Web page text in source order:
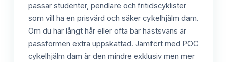
passar studenter, pendlare och fritidscyklister
som vill ha en prisvärd och säker cykelhjälm dam.
Om du har långt hår eller ofta bär hästsvans är
passformen extra uppskattad. Jämfört med POC
cykelhjälm dam är den mindre exklusiv men mer